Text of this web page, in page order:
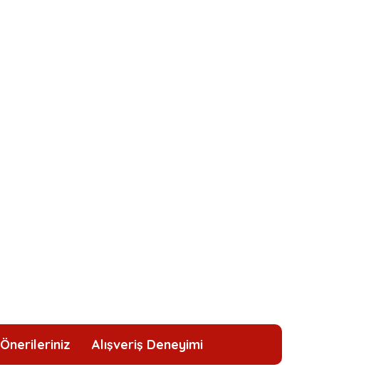
Önerileriniz Alışveriş Deneyimi